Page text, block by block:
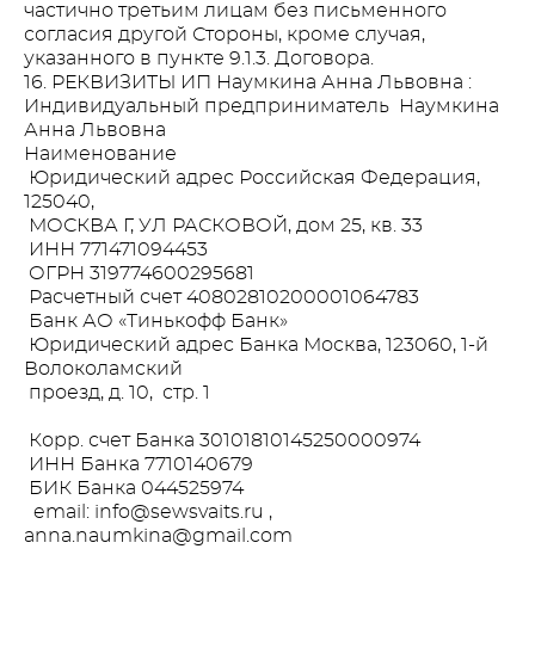
частично третьим лицам без письменного
согласия другой Стороны, кроме случая,
указанного в пункте 9.1.3. Договора.
16. РЕКВИЗИТЫ ИП Наумкина Анна Львовна :
Индивидуальный предприниматель Наумкина
Анна Львовна
Наименование
Юридический адрес Российская Федерация,
125040,
МОСКВА Г, УЛ РАСКОВОЙ, дом 25, кв. 33
ИНН 771471094453
ОГРН 319774600295681
Расчетный счет 40802810200001064783
Банк АО «Тинькофф Банк»
Юридический адрес Банка Москва, 123060, 1-й
Волоколамский
проезд, д. 10, стр. 1
Корр. счет Банка 30101810145250000974
ИНН Банка 7710140679
БИК Банка 044525974
email: info@sewsvaits.ru ,
anna.naumkina@gmail.com